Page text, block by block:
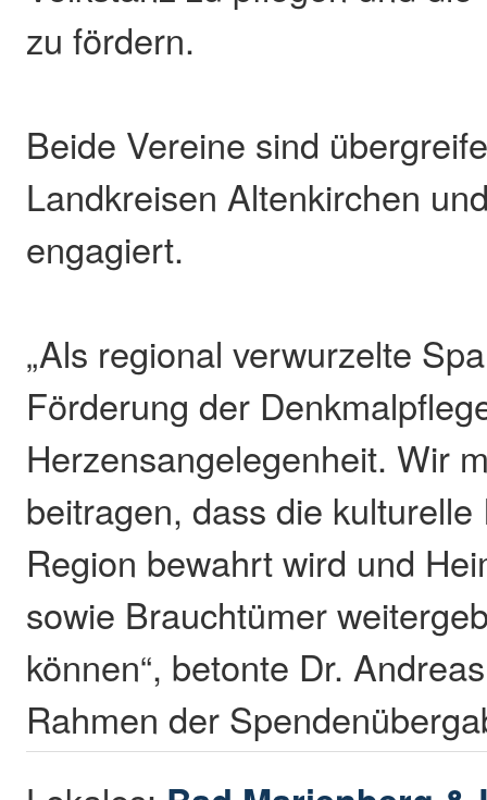
zu fördern.
Beide Vereine sind
Landkreisen Altenkirchen
engagiert.
„Als regional verwurzelte
Förderung der
Herzensangelegenheit. Wir
beitragen, dass die
Region bewahrt wird und
sowie Brauchtümer
können“, betonte Dr.
Rahmen der